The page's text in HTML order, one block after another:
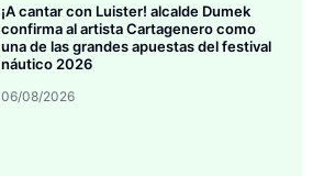
¡A cantar con Luister! alcalde Dumek
confirma al artista Cartagenero como
una de las grandes apuestas del festival
náutico 2026
06/08/2026